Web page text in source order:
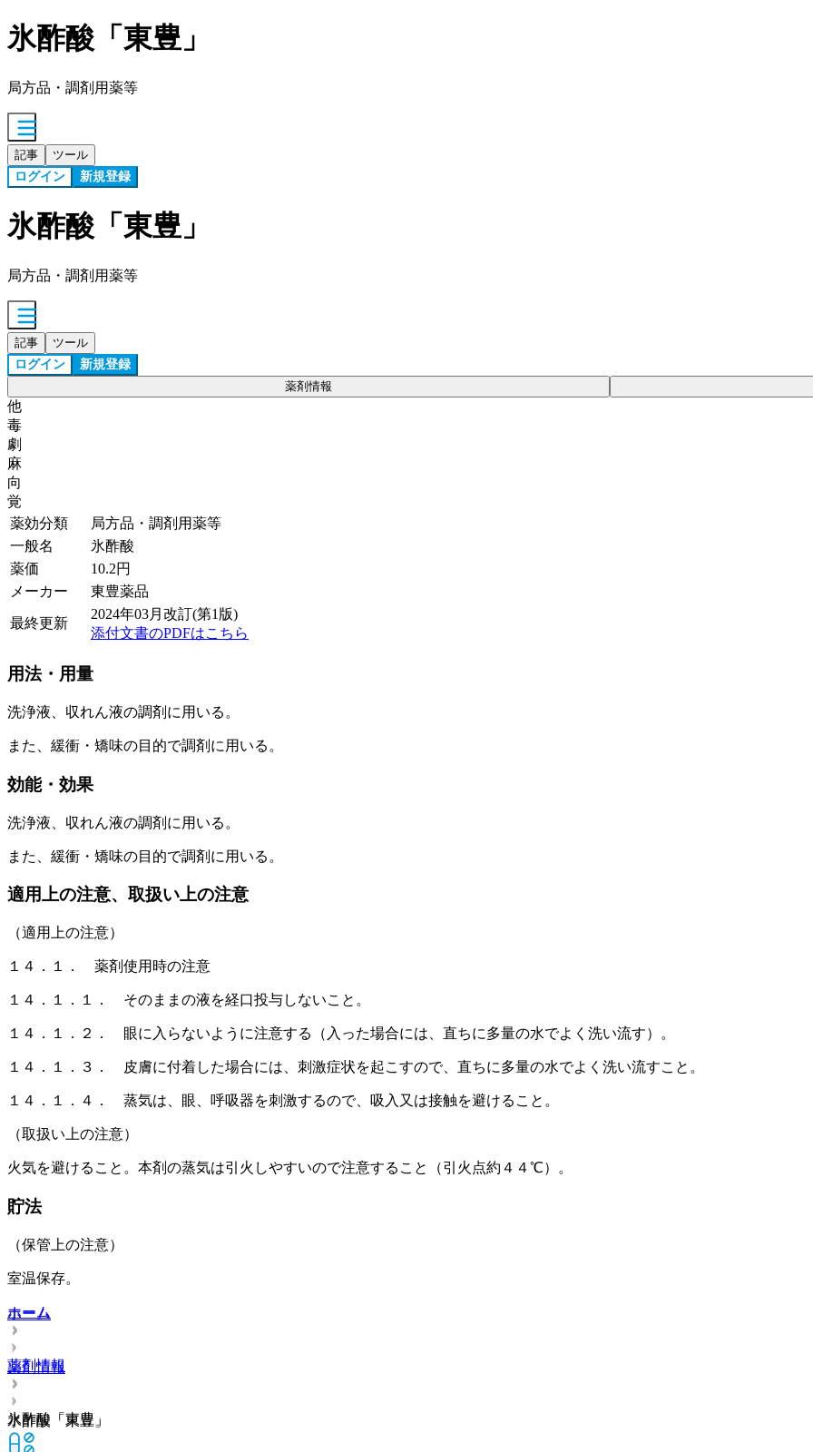
氷酢酸「東豊」
局方品・調剤用薬等
記事 ツール
ログイン 新規登録
氷酢酸「東豊」
局方品・調剤用薬等
記事 ツール
ログイン 新規登録
薬剤情報
他
毒
劇
麻
向
覚
薬効分類
局方品・調剤用薬等
一般名
氷酢酸
薬価
10.2円
メーカー
東豊薬品
最終更新
2024年03月改訂(第1版)
添付文書のPDFはこちら
用法・用量
洗浄液、収れん液の調剤に用いる。
また、緩衝・矯味の目的で調剤に用いる。
効能・効果
洗浄液、収れん液の調剤に用いる。
また、緩衝・矯味の目的で調剤に用いる。
適用上の注意、取扱い上の注意
（適用上の注意）
１４．１． 薬剤使用時の注意
１４．１．１． そのままの液を経口投与しないこと。
１４．１．２． 眼に入らないように注意する（入った場合には、直ちに多量の水でよく洗い流す）。
１４．１．３． 皮膚に付着した場合には、刺激症状を起こすので、直ちに多量の水でよく洗い流すこと。
１４．１．４． 蒸気は、眼、呼吸器を刺激するので、吸入又は接触を避けること。
（取扱い上の注意）
火気を避けること。本剤の蒸気は引火しやすいので注意すること（引火点約４４℃）。
貯法
（保管上の注意）
室温保存。
ホーム
薬剤情報
氷酢酸「東豊」
ホーム
薬剤情報
氷酢酸「東豊」